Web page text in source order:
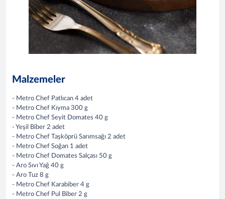
Malzemeler
- Metro Chef Patlıcan 4 adet
- Metro Chef Kıyma 300 g
- Metro Chef Seyit Domates 40 g
- Yeşil Biber 2 adet
- Metro Chef Taşköprü Sarımsağı 2 adet
- Metro Chef Soğan 1 adet
- Metro Chef Domates Salçası 50 g
- Aro Sıvı Yağ 40 g
- Aro Tuz 8 g
- Metro Chef Karabiber 4 g
- Metro Chef Pul Biber 2 g